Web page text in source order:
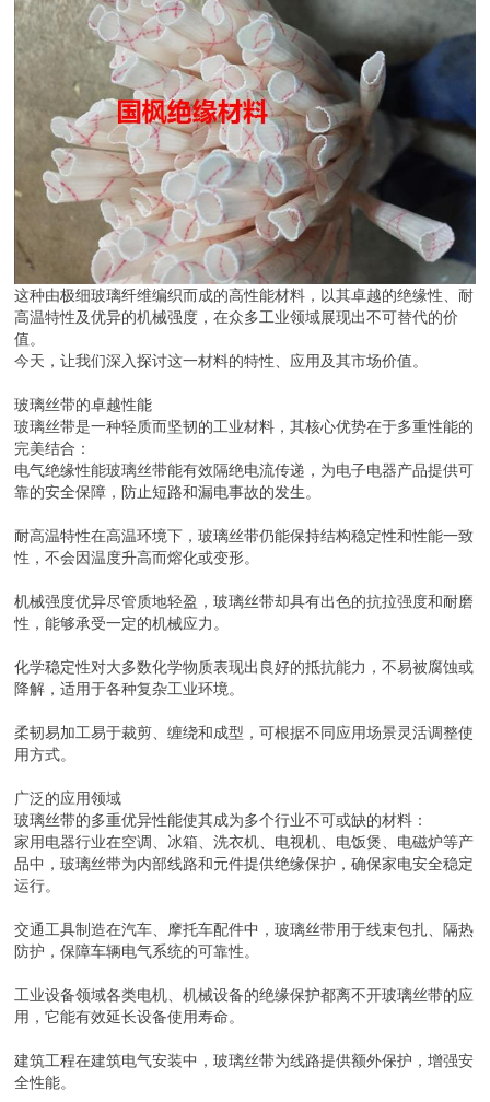
这种由极细玻璃纤维编织而成的高性能材料，以其卓越的绝缘性、耐
高温特性及优异的机械强度，在众多工业领域展现出不可替代的价
值。
今天，让我们深入探讨这一材料的特性、应用及其市场价值。
玻璃丝带的卓越性能
玻璃丝带是一种轻质而坚韧的工业材料，其核心优势在于多重性能的
完美结合：
电气绝缘性能玻璃丝带能有效隔绝电流传递，为电子电器产品提供可
靠的安全保障，防止短路和漏电事故的发生。
耐高温特性在高温环境下，玻璃丝带仍能保持结构稳定性和性能一致
性，不会因温度升高而熔化或变形。
机械强度优异尽管质地轻盈，玻璃丝带却具有出色的抗拉强度和耐磨
性，能够承受一定的机械应力。
化学稳定性对大多数化学物质表现出良好的抵抗能力，不易被腐蚀或
降解，适用于各种复杂工业环境。
柔韧易加工易于裁剪、缠绕和成型，可根据不同应用场景灵活调整使
用方式。
广泛的应用领域
玻璃丝带的多重优异性能使其成为多个行业不可或缺的材料：
家用电器行业在空调、冰箱、洗衣机、电视机、电饭煲、电磁炉等产
品中，玻璃丝带为内部线路和元件提供绝缘保护，确保家电安全稳定
运行。
交通工具制造在汽车、摩托车配件中，玻璃丝带用于线束包扎、隔热
防护，保障车辆电气系统的可靠性。
工业设备领域各类电机、机械设备的绝缘保护都离不开玻璃丝带的应
用，它能有效延长设备使用寿命。
建筑工程在建筑电气安装中，玻璃丝带为线路提供额外保护，增强安
全性能。